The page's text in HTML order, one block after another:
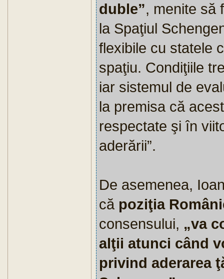
duble”, menite să
la Spaţiul
flexibile cu statele
spaţiu. Condiţiile
iar sistemul de
la premisa că
respectate şi în
aderării”.
De asemenea,
că poziţia
consensului, „va
alţii atunci când
privind aderarea